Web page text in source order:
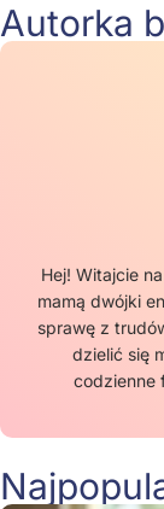
Autorka
Hej! Witajcie
mamą dwójki
sprawę z
dzielić się
codzienne